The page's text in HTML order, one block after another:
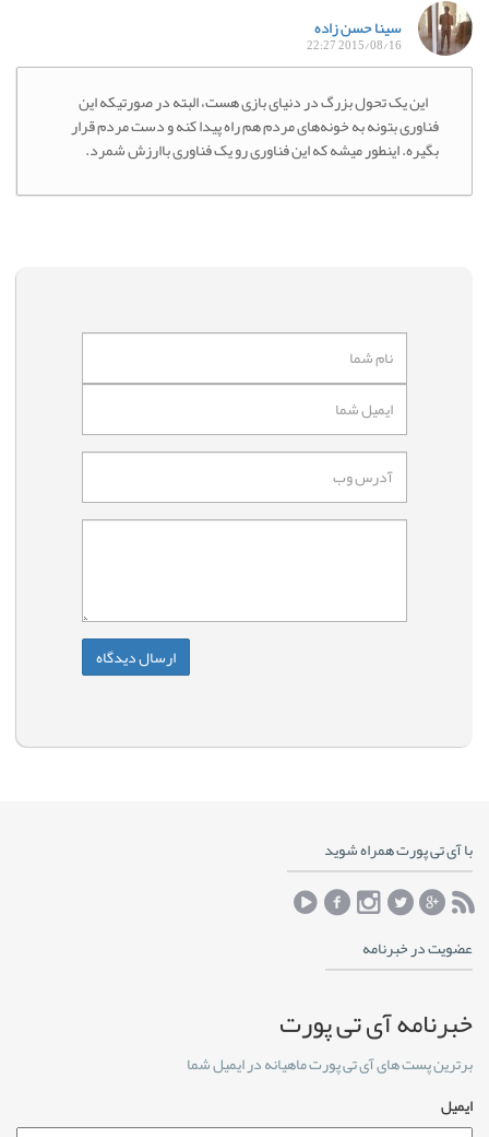
سینا حسن زاده
2015/08/16 22:27
این یک تحول بزرگ در دنیای بازی هست، البته در صورتیکه این
فناوری بتونه به خونه‌های مردم هم راه پیدا کنه و دست مردم قرار
بگیره. اینطور میشه که این فناوری رو یک فناوری باارزش شمرد.
با آی تی پورت همراه شوید
عضویت در خبرنامه
خبرنامه آی تی پورت
برترین پست های آی تی پورت ماهیانه در ایمیل شما
ایمیل